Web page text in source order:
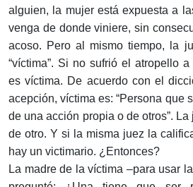
alguien, la mujer está expuesta a
venga de donde viniere, sin
acoso. Pero al mismo tiempo, la
“víctima”. Si no sufrió el atropello
es víctima. De acuerdo con el
acepción, víctima es: “Persona que
de una acción propia o de otros”.
de otro. Y si la misma juez la
hay un victimario. ¿Entonces?
La madre de la víctima –para usar